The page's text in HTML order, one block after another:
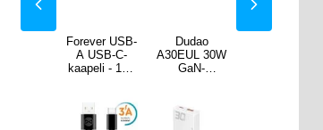
Forever USB-
A USB-C-
kaapeli - 1m,
Dudao
A30EUL 30W
GaN-
kaapelilla -
Valkoinen